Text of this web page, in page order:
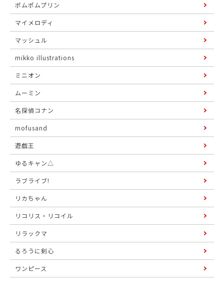
ポムポムプリン
マイメロディ
マッシュル
mikko illustrations
ミニオン
ムーミン
名探偵コナン
mofusand
遊戯王
ゆるキャン△
ラブライブ!
リカちゃん
リコリス・リコイル
リラックマ
るろうに剣心
ワンピース